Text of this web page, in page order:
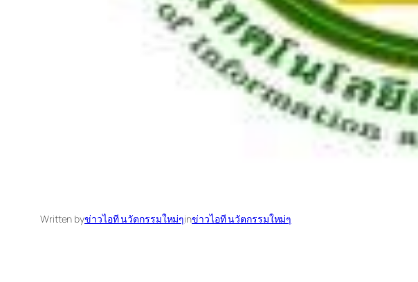
Written byข่าวไอที นวัตกรรมใหม่ๆinข่าวไอที นวัตกรรมใหม่ๆ